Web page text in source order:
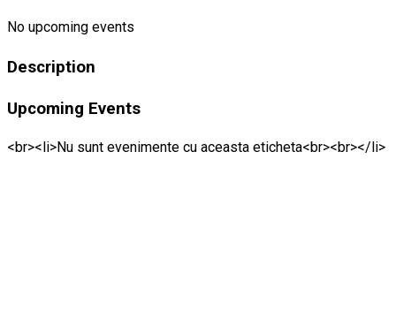
No upcoming events
Description
Upcoming Events
<br><li>Nu sunt evenimente cu aceasta eticheta<br><br></li>